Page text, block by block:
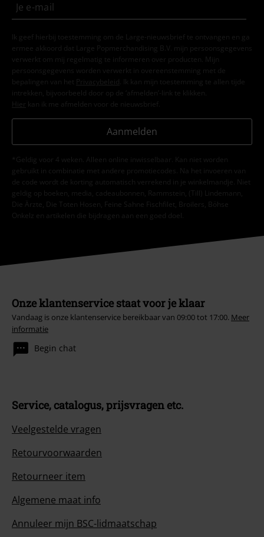
Ik geef hierbij toestemming om de Large-nieuwsbrief te ontvangen en ga
ermee akkoord dat Large Popmerchandising B.V. mijn persoonsgegevens
verwerkt om mij regelmatig te informeren over producten. Mijn
persoonsgegevens worden verwerkt in overeenstemming met de
bepalingen van het
Privacybeleid . Ik kan mijn toestemming te allen tijde
intrekken, bijvoorbeeld door op de ‘afmelden’-link te klikken.
Hier kan ik me afmelden voor de nieuwsbrief.
Aanmelden
*Geldig voor 4 weken. Alleen online inwisselbaar. Kan niet worden
gebruikt in combinatie met andere promotiecodes. Na het invoeren van
de code wordt de korting automatisch verrekend in je winkelmandje. Niet
geldig op boeken, media, cadeaubonnen, Rammstein, (Till) Lindemann,
Die Ärzte, Die Toten Hosen, Feine Sahne Fischfilet, Broilers, Böhse
Onkelz en artikelen die bijdragen aan een goed doel.
Onze klantenservice staat voor je klaar
Vandaag is onze klantenservice bereikbaar van 09:00 tot 17:00. Meer
informatie
Begin chat
Service, catalogus, prijsvragen etc.
Veelgestelde vragen
Retourvoorwaarden
Retourneer item
Algemene maat info
Annuleer mijn BSC-lidmaatschap